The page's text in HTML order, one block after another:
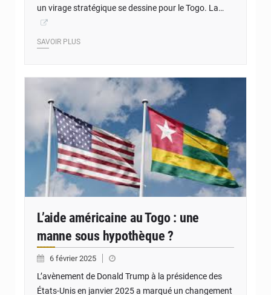
un virage stratégique se dessine pour le Togo. La…
SAVOIR PLUS
L’aide américaine au Togo : une
manne sous hypothèque ?
6 février 2025
L’avènement de Donald Trump à la présidence des
États-Unis en janvier 2025 a marqué un changement